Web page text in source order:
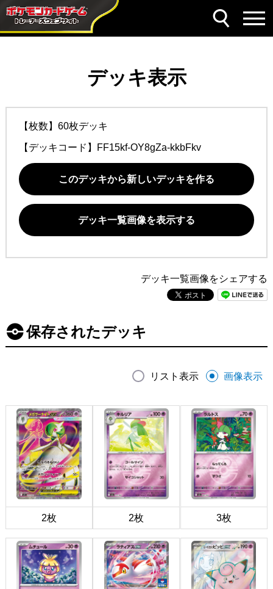
デッキ表示
【枚数】60枚デッキ
【デッキコード】 FF15kf-OY8gZa-kkbFkv
このデッキから新しいデッキを作る
デッキ一覧画像を表示する
デッキ一覧画像をシェアする
保存されたデッキ
リスト表示 画像表示
2枚 2枚 3枚